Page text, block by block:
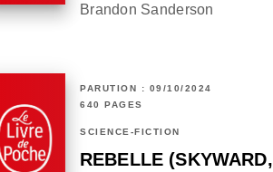
Brandon Sanderson
PARUTION : 09/10/2024
640 PAGES
SCIENCE-FICTION
REBELLE (SKYWARD,